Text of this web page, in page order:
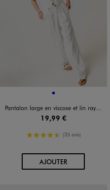
Disponible en 1 coloris
BLEU
Pantalon large en viscose et lin rayé fille
19,99 €
4.5/5 de moyenne
(35 avis)
AJOUTERAU PANIER